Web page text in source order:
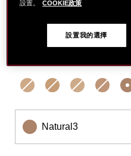
https://www.global-
shiseido.com.tw/
%2F-
1011393730.html
1011393730
動
Natural3
設置。
COOKIE政策
設置我的選擇